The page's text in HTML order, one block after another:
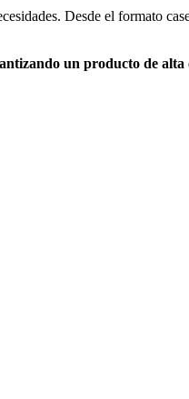
Desde el formato
un producto de alta